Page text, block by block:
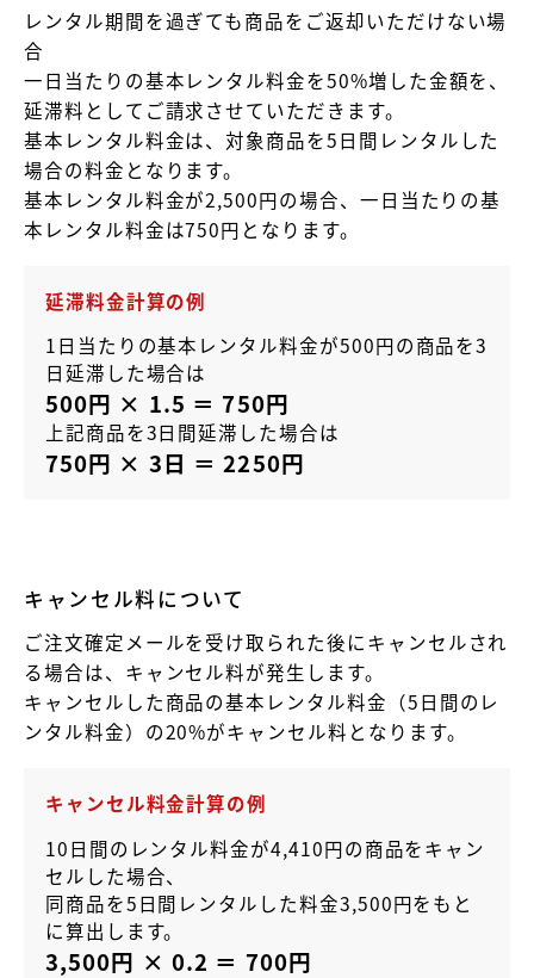
レンタル期間を過ぎても商品をご返却いただけない場
合
一日当たりの基本レンタル料金を50%増した金額を、
延滞料としてご請求させていただきます。
基本レンタル料金は、対象商品を5日間レンタルした
場合の料金となります。
基本レンタル料金が2,500円の場合、一日当たりの基
本レンタル料金は750円となります。
延滞料金計算の例
1日当たりの基本レンタル料金が500円の商品を3
日延滞した場合は
500円 × 1.5 ＝ 750円
上記商品を3日間延滞した場合は
750円 × 3日 ＝ 2250円
キャンセル料について
ご注文確定メールを受け取られた後にキャンセルされ
る場合は、キャンセル料が発生します。
キャンセルした商品の基本レンタル料金（5日間のレ
ンタル料金）の20%がキャンセル料となります。
キャンセル料金計算の例
10日間のレンタル料金が4,410円の商品をキャン
セルした場合、
同商品を5日間レンタルした料金3,500円をもと
に算出します。
3,500円 × 0.2 ＝ 700円